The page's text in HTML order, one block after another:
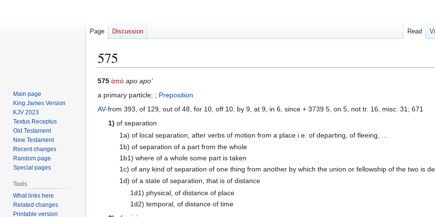
575
Jump
Jump
575 ἀπό apo apo’
a primary particle; ; Preposition
AV-from 393, of 129, out of 48, for 10, off 10, by 9, at 9, in 6, since + 3739 5, on 5, not tr. 16, misc. 31; 671
1) of separation
1a) of local separation, after verbs of motion from a place i.e. of departing, of fleeing, ...
1b) of separation of a part from the whole
1b1) where of a whole some part is taken
1c) of any kind of separation of one thing from another by which the union or fellowship of the two is
1d) of a state of separation, that is of distance
1d1) physical, of distance of place
1d2) temporal, of distance of time
Page Discussion Read
Main page
King James Version
KJV 2023
Textus Receptus
Old Testament
New Testament
Recent changes
Random page
Special pages
Tools
What links here
Related changes
Printable version